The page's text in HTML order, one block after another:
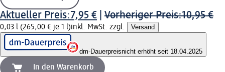
Aktueller Preis:7,95 € Vorheriger Preis:10,95 €
0,03 l (265,00 € je 1 l)inkl. MwSt. zzgl. Versand
dm-Dauerpreisnicht erhöht seit 18.04.2025
In den Warenkorb